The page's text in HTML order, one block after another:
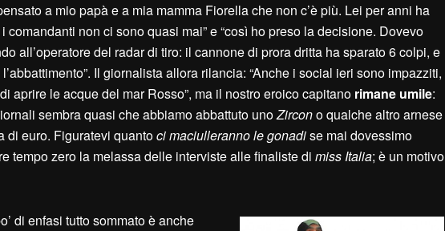
a mio papà e a mia mamma Fiorella che non c’è più. Lei per anni ha
non ci sono quasi mai” e “così ho preso la decisione. Dovevo
all’operatore del radar di tiro: il cannone di prora dritta ha sparato 6 colpi, e
Il giornalista allora rilancia: “Anche i social ieri sono impazziti,
aprire le acque del mar Rosso”, ma il nostro eroico capitano rimane umile:
sembra quasi che abbiamo abbattuto unoZircono qualche altro arnese
di euro. Figuratevi quantoci maciulleranno le gonadise mai dovessimo
tempo zero la melassa delle interviste alle finaliste di miss Italia; è un motivo
di enfasi tutto sommato è anche